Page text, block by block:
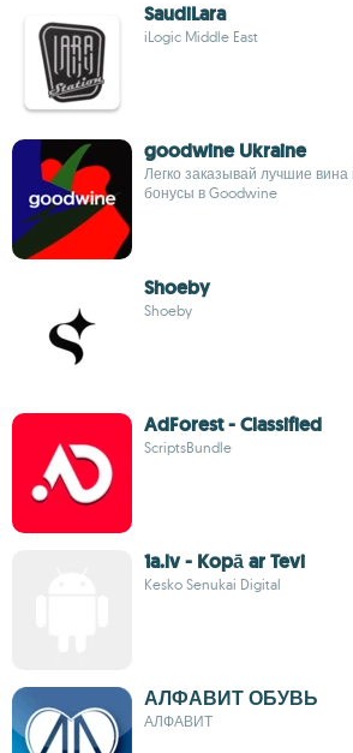
SaudiLara
iLogic Middle East
goodwine Ukraine
Легко заказывай лучшие
бонусы в Goodwine
Shoeby
Shoeby
AdForest - Classified
ScriptsBundle
1a.lv - Kopā ar Tevi
Kesko Senukai Digital
АЛФАВИТ ОБУВЬ
АЛФАВИТ